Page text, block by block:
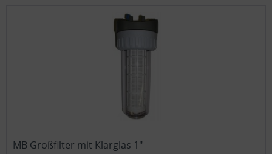
MB Großfilter mit Klarglas 1"